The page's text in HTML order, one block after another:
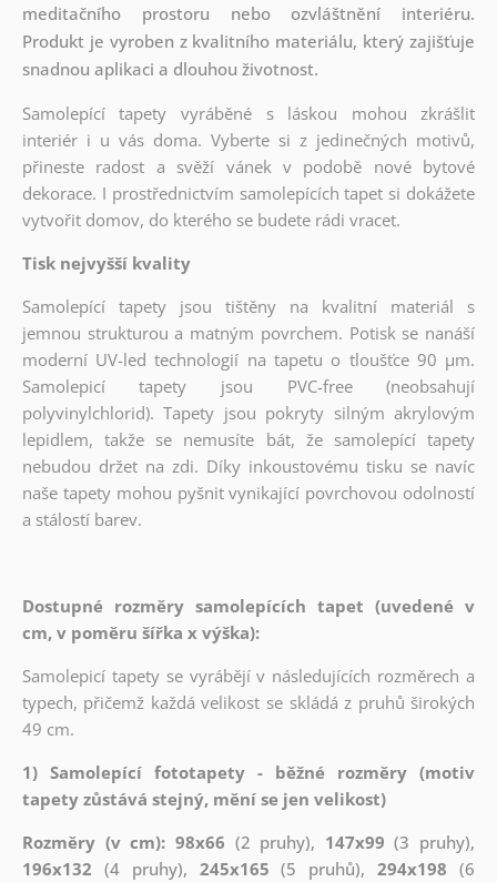
meditačního prostoru nebo ozvláštnění interiéru.
Produkt je vyroben z kvalitního materiálu, který zajišťuje
snadnou aplikaci a dlouhou životnost.
Samolepící tapety vyráběné s láskou mohou zkrášlit
interiér i u vás doma. Vyberte si z jedinečných motivů,
přineste radost a svěží vánek v podobě nové bytové
dekorace. I prostřednictvím samolepících tapet si dokážete
vytvořit domov, do kterého se budete rádi vracet.
Tisk nejvyšší kvality
Samolepící tapety jsou tištěny na kvalitní materiál s
jemnou strukturou a matným povrchem. Potisk se nanáší
moderní UV-led technologií na tapetu o tloušťce 90 µm.
Samolepicí tapety jsou PVC-free (neobsahují
polyvinylchlorid). Tapety jsou pokryty silným akrylovým
lepidlem, takže se nemusíte bát, že samolepící tapety
nebudou držet na zdi. Díky inkoustovému tisku se navíc
naše tapety mohou pyšnit vynikající povrchovou odolností
a stálostí barev.
Dostupné rozměry samolepících tapet (uvedené v
cm, v poměru šířka x výška):
Samolepicí tapety se vyrábějí v následujících rozměrech a
typech, přičemž každá velikost se skládá z pruhů širokých
49 cm.
1) Samolepící fototapety - běžné rozměry (motiv
tapety zůstává stejný, mění se jen velikost)
Rozměry (v cm): 98x66 (2 pruhy), 147x99 (3 pruhy),
196x132 (4 pruhy), 245x165 (5 pruhů),294x198 (6